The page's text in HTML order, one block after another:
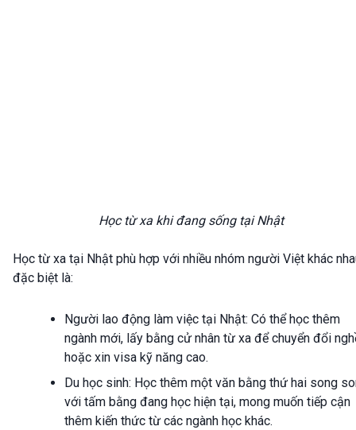
Học từ xa khi đang sống tại Nhật
Học từ xa tại Nhật phù hợp với nhiều nhóm người Việt khác
đặc biệt là:
Người lao động làm việc tại Nhật: Có thể học thêm
ngành mới, lấy bằng cử nhân từ xa để chuyển đổi
hoặc xin visa kỹ năng cao.
Du học sinh: Học thêm một văn bằng thứ hai song
với tấm bằng đang học hiện tại, mong muốn tiếp cận
thêm kiến thức từ các ngành học khác.